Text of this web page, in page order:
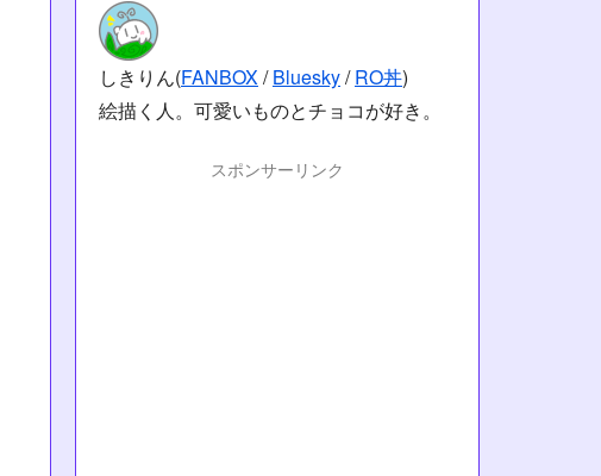
しきりん(FANBOX/Bluesky/RO丼)
絵描く人。可愛いものとチョコが好き。
スポンサーリンク